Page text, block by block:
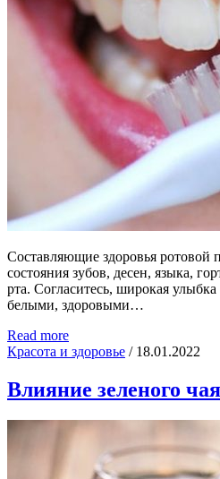
Составляющие здоровья ротовой
состояния зубов, десен, языка,
рта. Согласитесь, широкая
белыми, здоровыми…
Read more
Красота и здоровье / 18.01.2022
Влияние зеленого